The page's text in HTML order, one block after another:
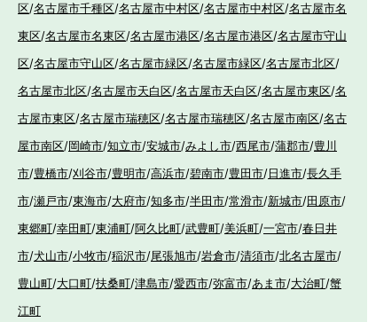
区/名古屋市千種区/名古屋市中村区/名古屋市中村区/名古屋市名
東区/名古屋市名東区/名古屋市港区/名古屋市港区/名古屋市守山
区/名古屋市守山区/名古屋市緑区/名古屋市緑区/名古屋市北区/
名古屋市北区/名古屋市天白区/名古屋市天白区/名古屋市東区/名
古屋市東区/名古屋市瑞穂区/名古屋市瑞穂区/名古屋市南区/名古
屋市南区/岡崎市/知立市/安城市/みよし市/西尾市/蒲郡市/豊川
市/豊橋市/刈谷市/豊明市/高浜市/碧南市/豊田市/日進市/長久手
市/瀬戸市/東海市/大府市/知多市/半田市/常滑市/新城市/田原市/
東郷町/幸田町/東浦町/阿久比町/武豊町/美浜町/一宮市/春日井
市/犬山市/小牧市/稲沢市/尾張旭市/岩倉市/清須市/北名古屋市/
豊山町/大口町/扶桑町/津島市/愛西市/弥富市/あま市/大治町/蟹
江町